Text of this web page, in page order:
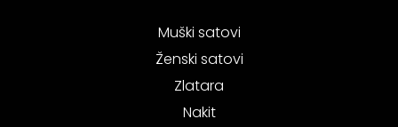
Muški satovi
Ženski satovi
Zlatara
Nakit